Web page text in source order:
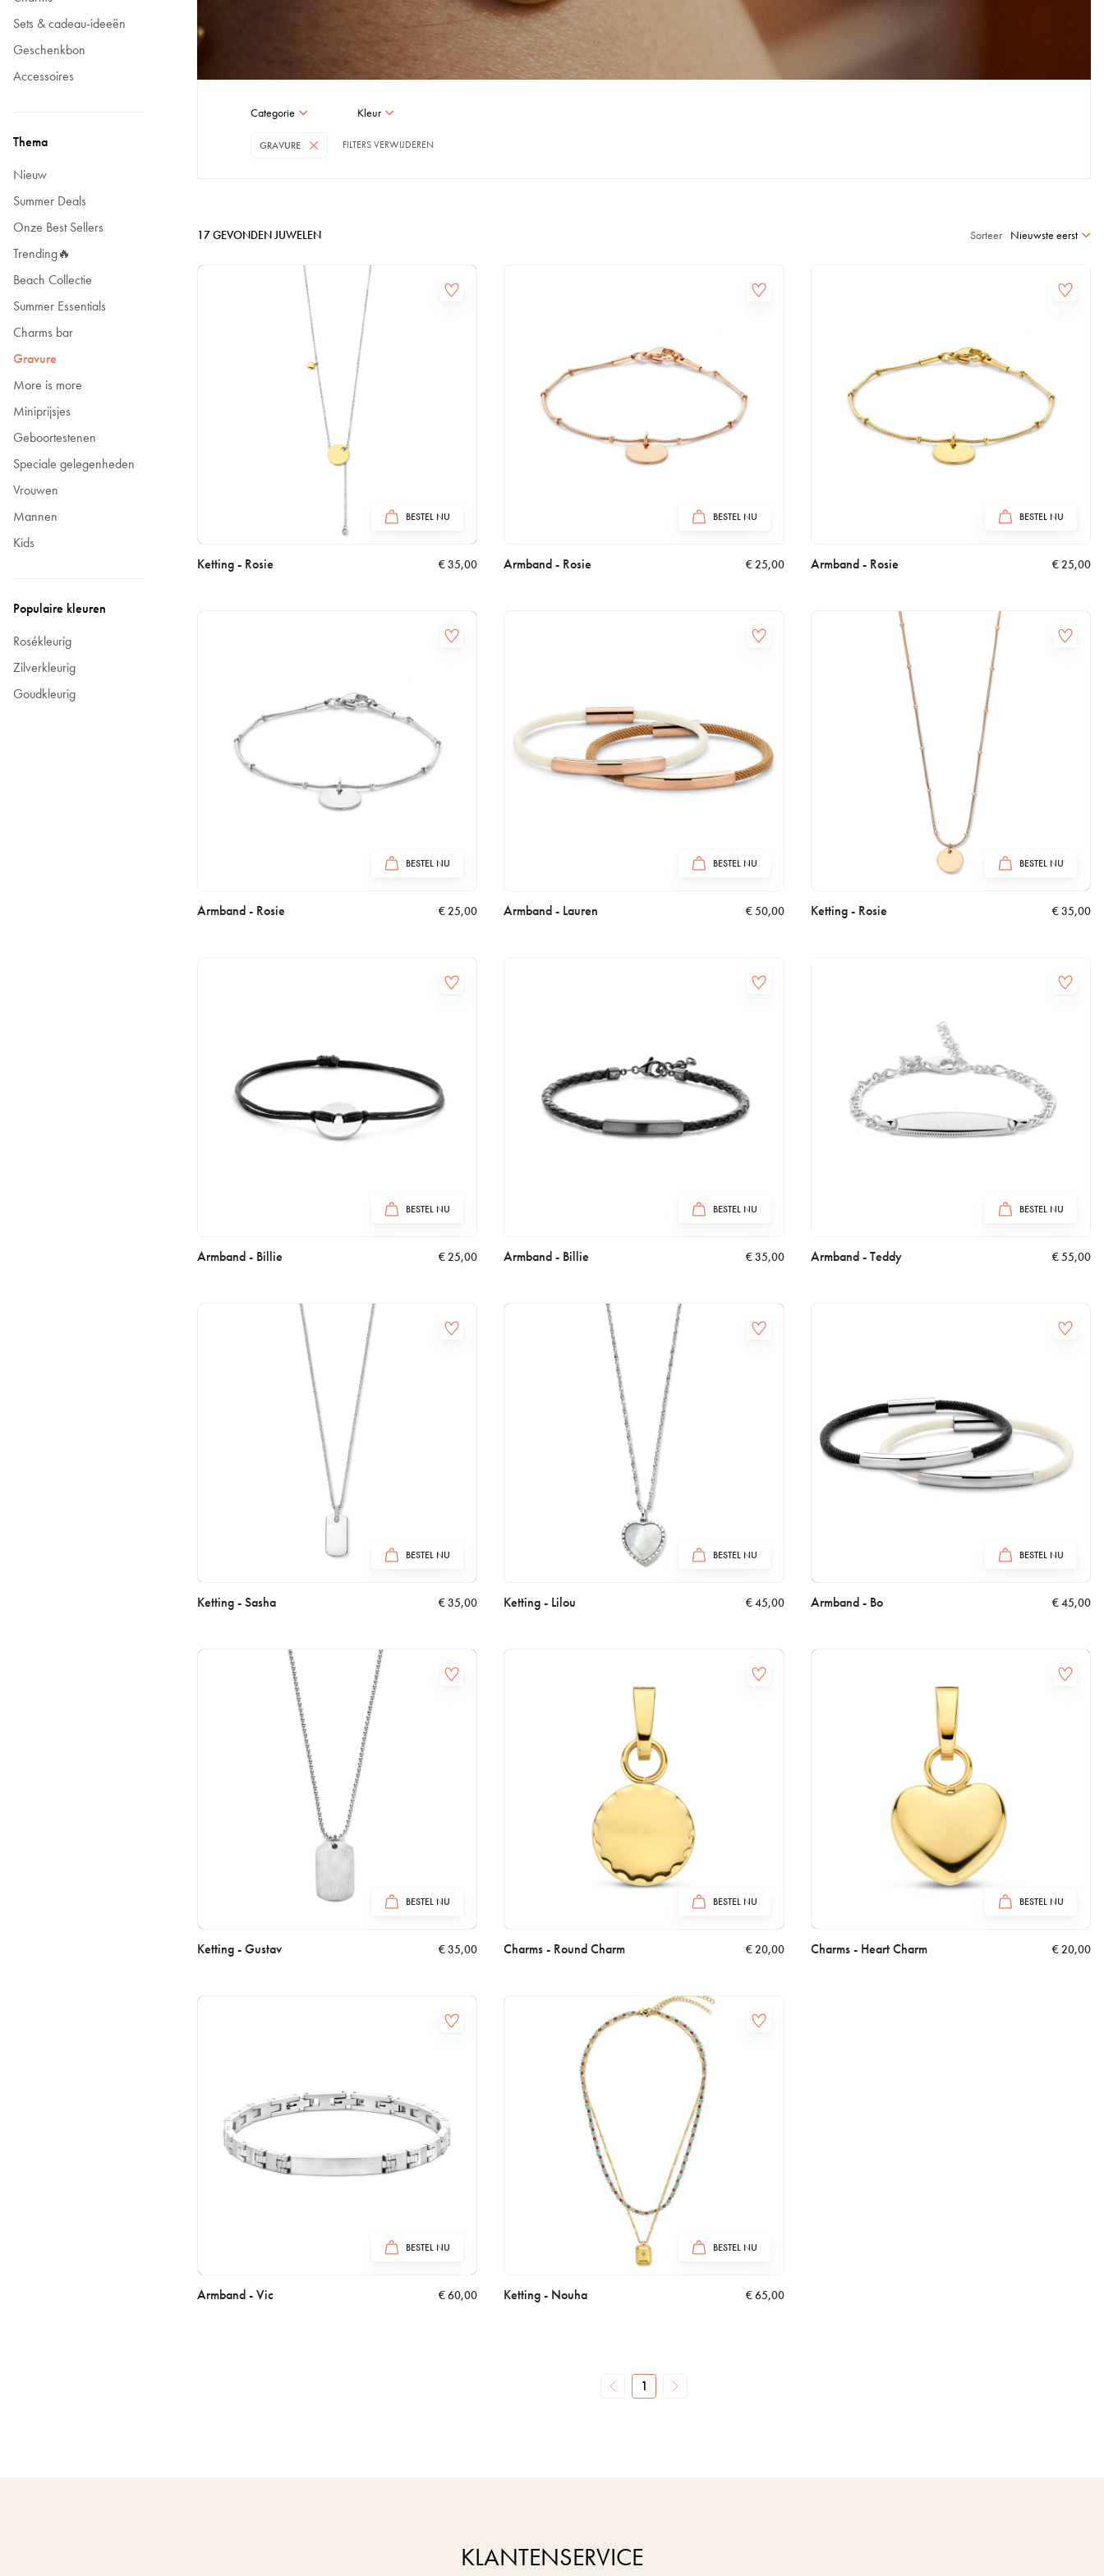
Sets & cadeau-ideeën
Geschenkbon
Accessoires
Thema
Nieuw
Summer Deals
Onze Best Sellers
Trending🔥
Beach Collectie
Summer Essentials
Charms bar
Gravure
More is more
Miniprijsjes
Geboortestenen
Speciale gelegenheden
Vrouwen
Mannen
Kids
Populaire kleuren
Rosékleurig
Zilverkleurig
Goudkleurig
Categorie Kleur
GRAVURE FILTERS VERWIJDEREN
17GEVONDEN JUWELEN Sorteer Nieuwste eerst
BESTEL NU
Ketting - Rosie €35,00
BESTEL NU
Armband - Rosie €25,00
BESTEL NU
Armband - Rosie €25,00
BESTEL NU
Armband - Rosie €25,00
BESTEL NU
Armband - Lauren €50,00
BESTEL NU
Ketting - Rosie €35,00
BESTEL NU
Armband - Billie €25,00
BESTEL NU
Armband - Billie €35,00
BESTEL NU
Armband - Teddy €55,00
BESTEL NU
Ketting - Sasha €35,00
BESTEL NU
Ketting - Lilou €45,00
BESTEL NU
Armband - Bo €45,00
BESTEL NU
Ketting - Gustav €35,00
BESTEL NU
Charms - Round Charm €20,00
BESTEL NU
Charms - Heart Charm €20,00
BESTEL NU
Armband - Vic €60,00
BESTEL NU
Ketting - Nouha €65,00
1
KLANTENSERVICE